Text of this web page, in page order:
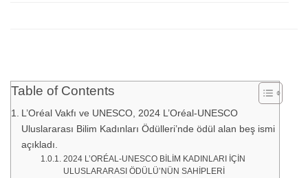
Table of Contents
L’Oréal Vakfı ve UNESCO, 2024 L’Oréal-UNESCO
Uluslararası Bilim Kadınları Ödülleri’nde ödül alan beş ismi
açıkladı.
2024 L’ORÉAL-UNESCO BİLİM KADINLARI İÇİN
ULUSLARARASI ÖDÜLÜ’NÜN SAHİPLERİ